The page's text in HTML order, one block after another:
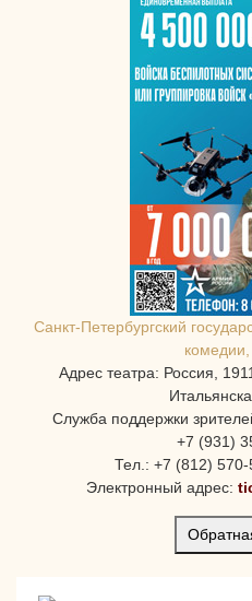
Санкт-Петербургcкий
Адрес театра: Россия,
Служба поддержки
+7 (931)
Тел.: +7 (812)
Электронный адрес: